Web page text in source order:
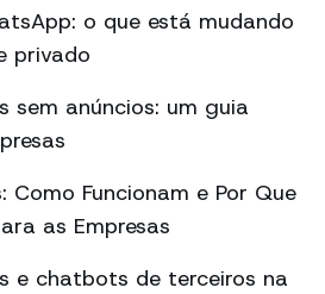
o que está mudando
privado
sem anúncios: um guia
Funcionam e Por Que
as Empresas
e chatbots de terceiros na